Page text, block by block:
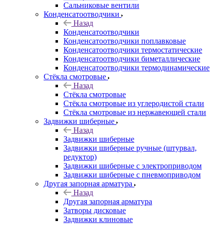
Сальниковые вентили
Конденсатоотводчики
Назад
Конденсатоотводчики
Конденсатоотводчики поплавковые
Конденсатоотводчики термостатические
Конденсатоотводчики биметаллические
Конденсатоотводчики термодинамические
Стёкла смотровые
Назад
Стёкла смотровые
Стёкла смотровые из углеродистой стали
Стёкла смотровые из нержавеющей стали
Задвижки шиберные
Назад
Задвижки шиберные
Задвижки шиберные ручные (штурвал,
редуктор)
Задвижки шиберные с электроприводом
Задвижки шиберные с пневмоприводом
Другая запорная арматура
Назад
Другая запорная арматура
Затворы дисковые
Задвижки клиновые